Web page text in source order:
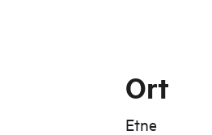
Ort
Etne